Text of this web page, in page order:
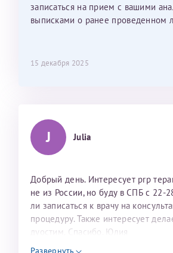
записаться на прием с вашими
выписками о ранее проведенном
15 декабря 2025
J Julia
Добрый день. Интересует prp
не из России, но буду в СПБ с 22-
ли записаться к врачу на
процедуру. Также интересует
дуостим. Спасибо. Юлия
Развернуть